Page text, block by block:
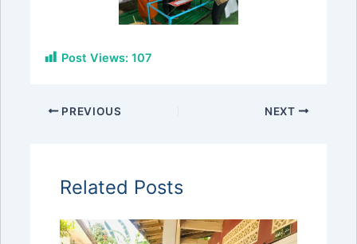
Post Views: 107
PREVIOUS NEXT
Related Posts